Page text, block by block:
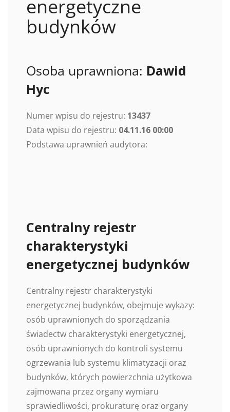
energetyczne
budynków
Osoba uprawniona: Dawid
Hyc
Numer wpisu do rejestru: 13437
Data wpisu do rejestru: 04.11.16 00:00
Podstawa uprawnień audytora:
Centralny rejestr
charakterystyki
energetycznej budynków
Centralny rejestr charakterystyki
energetycznej budynków, obejmuje wykazy:
osób uprawnionych do sporządzania
świadectw charakterystyki energetycznej,
osób uprawnionych do kontroli systemu
ogrzewania lub systemu klimatyzacji oraz
budynków, których powierzchnia użytkowa
zajmowana przez organy wymiaru
sprawiedliwości, prokuraturę oraz organy